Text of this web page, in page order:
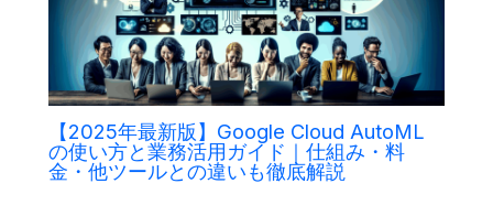
【2025年最新版】Google Cloud AutoML
の使い方と業務活用ガイド｜仕組み・料
金・他ツールとの違いも徹底解説